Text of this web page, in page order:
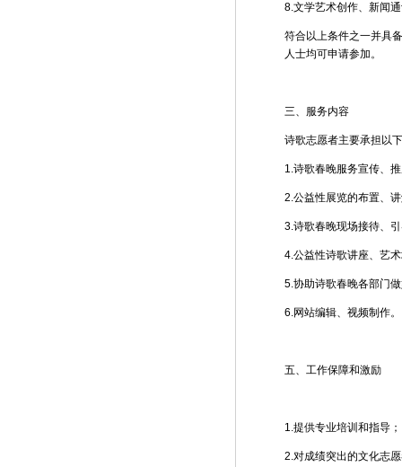
8.文学艺术创作、新闻
符合以上条件之一并具
人士均可申请参加。
三、服务内容
诗歌志愿者主要承担以
1.诗歌春晚服务宣传、
2.公益性展览的布置、
3.诗歌春晚现场接待、
4.公益性诗歌讲座、艺
5.协助诗歌春晚各部门
6.网站编辑、视频制作。
五、工作保障和激励
1.提供专业培训和指导；
2.对成绩突出的文化志